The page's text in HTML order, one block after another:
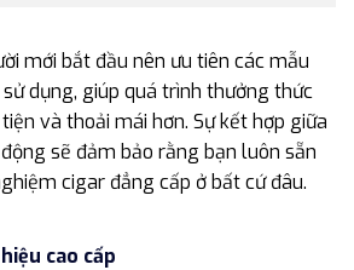
mới bắt đầu nên ưu tiên các mẫu
dụng, giúp quá trình thưởng thức
và thoải mái hơn. Sự kết hợp giữa
sẽ đảm bảo rằng bạn luôn sẵn
cigar đẳng cấp ở bất cứ đâu.
cao cấp